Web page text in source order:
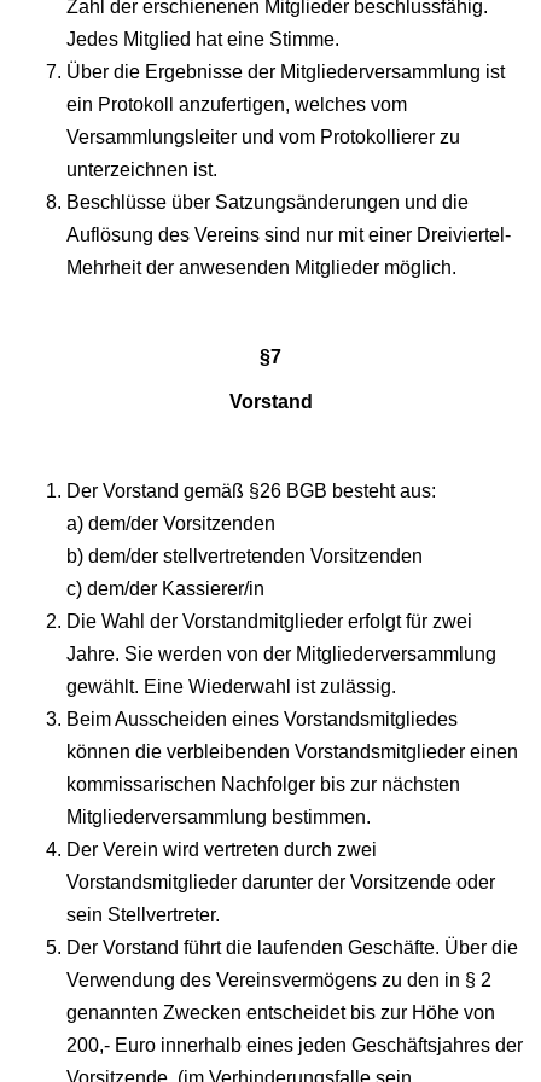
Zahl der erschienenen Mitglieder beschlussfähig.
Jedes Mitglied hat eine Stimme.
Über die Ergebnisse der Mitgliederversammlung ist
ein Protokoll anzufertigen, welches vom
Versammlungsleiter und vom Protokollierer zu
unterzeichnen ist.
Beschlüsse über Satzungsänderungen und die
Auflösung des Vereins sind nur mit einer Dreiviertel-
Mehrheit der anwesenden Mitglieder möglich.
§7
Vorstand
Der Vorstand gemäß §26 BGB besteht aus:
a) dem/der Vorsitzenden
b) dem/der stellvertretenden Vorsitzenden
c) dem/der Kassierer/in
Die Wahl der Vorstandmitglieder erfolgt für zwei
Jahre. Sie werden von der Mitgliederversammlung
gewählt. Eine Wiederwahl ist zulässig.
Beim Ausscheiden eines Vorstandsmitgliedes
können die verbleibenden Vorstandsmitglieder einen
kommissarischen Nachfolger bis zur nächsten
Mitgliederversammlung bestimmen.
Der Verein wird vertreten durch zwei
Vorstandsmitglieder darunter der Vorsitzende oder
sein Stellvertreter.
Der Vorstand führt die laufenden Geschäfte. Über die
Verwendung des Vereinsvermögens zu den in § 2
genannten Zwecken entscheidet bis zur Höhe von
200,- Euro innerhalb eines jeden Geschäftsjahres der